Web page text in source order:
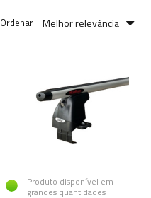
Ordenar Melhor relevância
Produto disponível em
grandes quantidades